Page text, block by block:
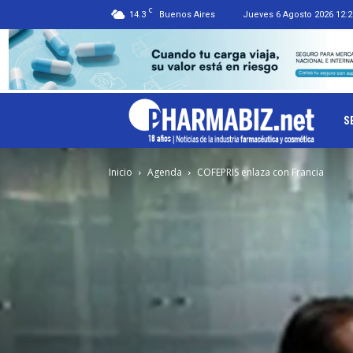
14.3 C Buenos Aires Jueves 6 Agosto 2026
Inicio Agenda COFEPRIS enlaza con Francia